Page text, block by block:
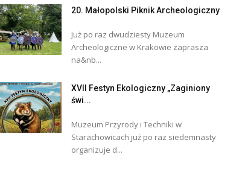
20. Małopolski Piknik Archeologiczny
Już po raz dwudziesty Muzeum
Archeologiczne w Krakowie zaprasza
na&nb...
XVII Festyn Ekologiczny „Zaginiony
świ...
Muzeum Przyrody i Techniki w
Starachowicach już po raz siedemnasty
organizuje d...